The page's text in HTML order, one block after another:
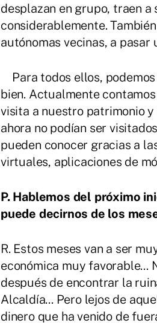
desplazan en grupo, traen
considerablemente.
autónomas vecinas, a pasar
Para todos ellos,
bien. Actualmente
visita a nuestro patrimonio
ahora no podían ser
pueden conocer gracias a
virtuales, aplicaciones de
P. Hablemos del próximo
puede decirnos de los
R. Estos meses van a ser
económica muy favorable...
después de encontrar la
Alcaldía... Pero lejos de
dinero que ha venido de